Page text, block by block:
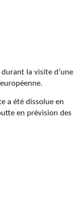
la visite d’une
a été dissolue en
en prévision des